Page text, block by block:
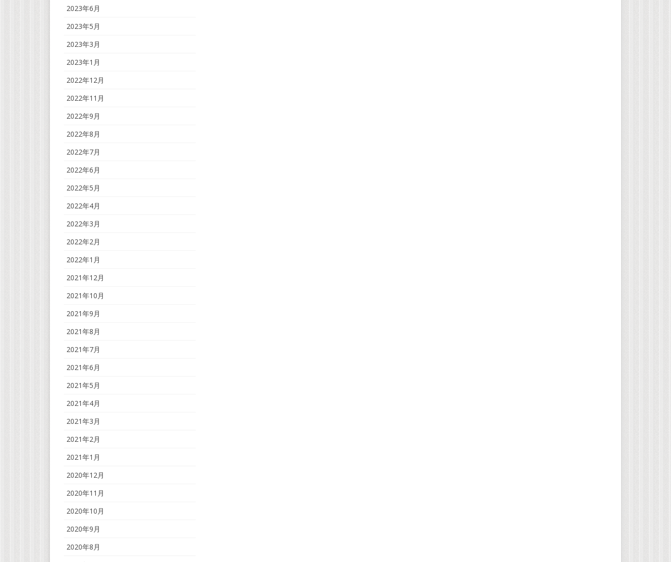
2023年6月
2023年5月
2023年3月
2023年1月
2022年12月
2022年11月
2022年9月
2022年8月
2022年7月
2022年6月
2022年5月
2022年4月
2022年3月
2022年2月
2022年1月
2021年12月
2021年10月
2021年9月
2021年8月
2021年7月
2021年6月
2021年5月
2021年4月
2021年3月
2021年2月
2021年1月
2020年12月
2020年11月
2020年10月
2020年9月
2020年8月